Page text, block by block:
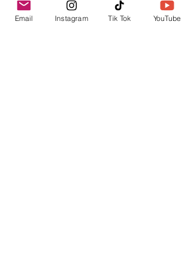
Email Instagram Tik Tok YouTube